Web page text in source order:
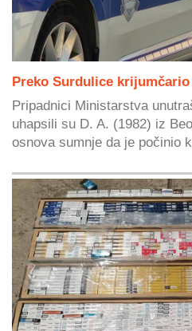
Preko Surdulice
Pripadnici Ministarstva
uhapsili su D. A. (1982) iz
osnova sumnje da je počinio